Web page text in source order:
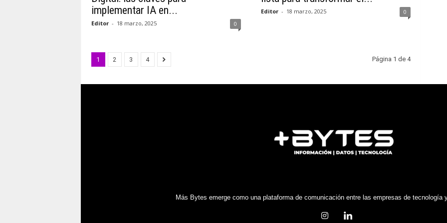
implementar IA en...
Editor - 18 marzo, 2025 0
Editor - 18 marzo, 2025 0
1 2 3 4 Página 1 de 4
Más Bytes emerge como una plataforma de comunicación entre las empresas de tecnología